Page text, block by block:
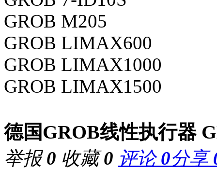
GROB M205
GROB LIMAX600
GROB LIMAX1000
GROB LIMAX1500
德国GROB线性执行器
举报0 收藏0 评论0分享